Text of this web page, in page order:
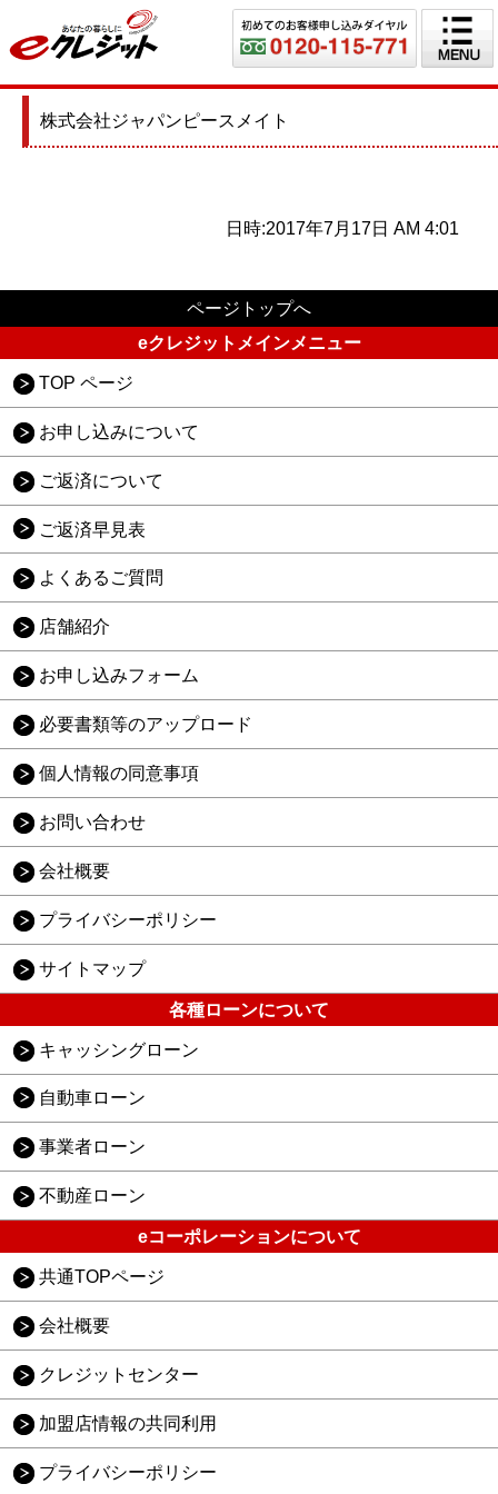
株式会社ジャパンピースメイト
日時:2017年7月17日 AM 4:01
ページトップへ
eクレジットメインメニュー
TOP ページ
お申し込みについて
ご返済について
ご返済早見表
よくあるご質問
店舗紹介
お申し込みフォーム
必要書類等のアップロード
個人情報の同意事項
お問い合わせ
会社概要
プライバシーポリシー
サイトマップ
各種ローンについて
キャッシングローン
自動車ローン
事業者ローン
不動産ローン
eコーポレーションについて
共通TOPページ
会社概要
クレジットセンター
加盟店情報の共同利用
プライバシーポリシー